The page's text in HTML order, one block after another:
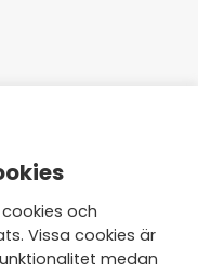
och
Vissa cookies är
medan